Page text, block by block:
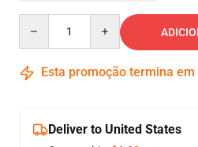
Esta promoção termina em
Deliver to United States